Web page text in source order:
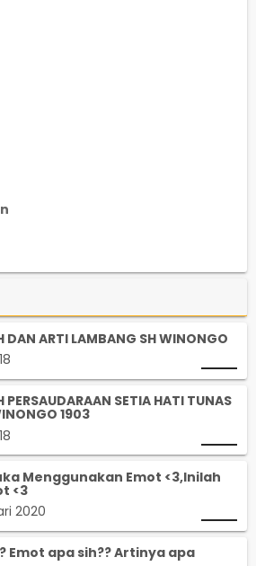
DAN ARTI LAMBANG SH WINONGO
PERSAUDARAAN SETIA HATI TUNAS
1903
Menggunakan Emot <3,Inilah
<3
2020
Emot apa sih?? Artinya apa